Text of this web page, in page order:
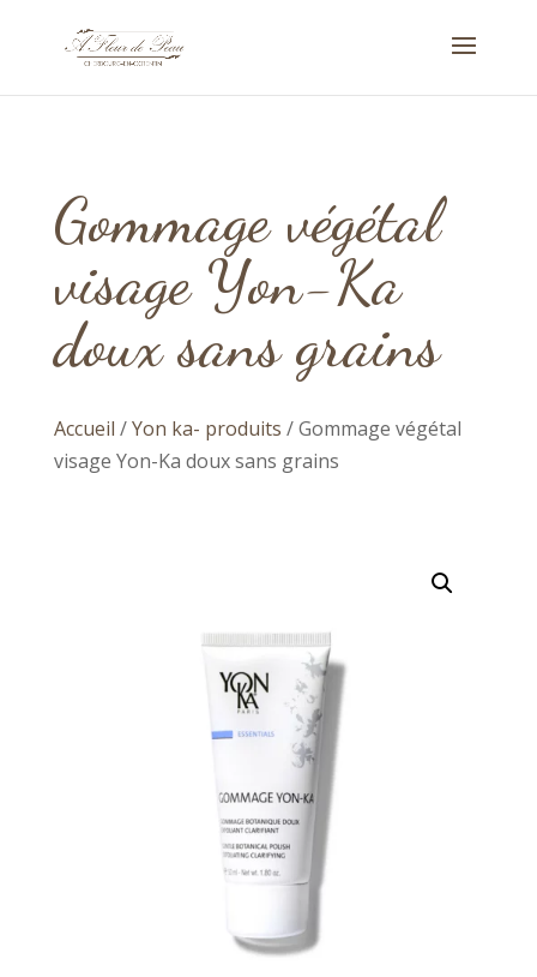
Gommage végétal
visage Yon-Ka
doux sans grains
Accueil /Yon ka- produits / Gommage végétal
visage Yon-Ka doux sans grains